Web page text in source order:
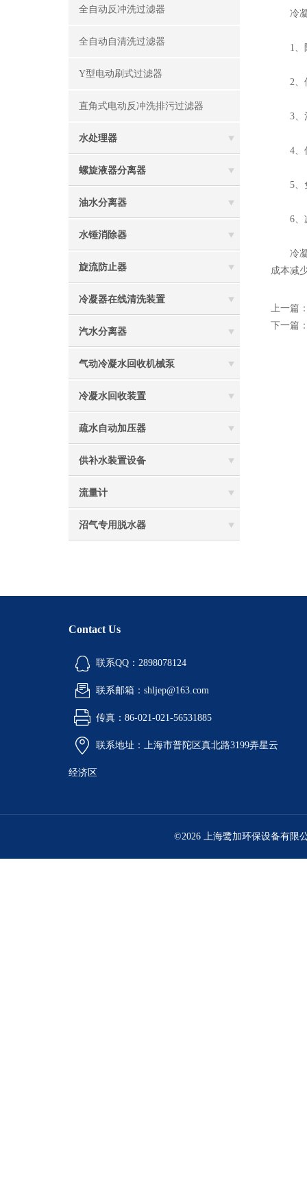
全自动反冲洗过滤器
全自动自清洗过滤器
Y型电动刷式过滤器
直角式电动反冲洗排污过滤器
水处理器
螺旋液器分离器
油水分离器
水锤消除器
旋流防止器
冷凝器在线清洗装置
汽水分离器
气动冷凝水回收机械泵
冷凝水回收装置
疏水自动加压器
供补水装置设备
流量计
沼气专用脱水器
冷凝
1、降
2、
3、治
4、优
5、免
6、减
冷凝
成本减
上一篇
下一篇
Contact Us
联系QQ：2898078124
联系邮箱：shljep@163.com
传真：86-021-021-56531885
联系地址：上海市普陀区真北路3199弄星云
经济区
©2026 上海鹭加环保设备有限